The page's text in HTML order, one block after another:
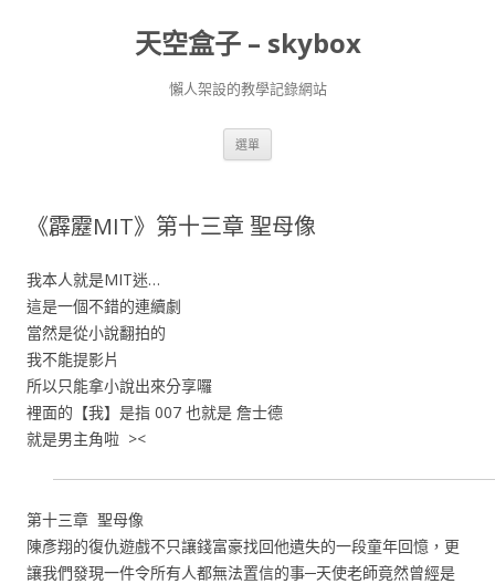
天空盒子 – skybox
懶人架設的教學記錄網站
選單
容
《霹靂MIT》第十三章 聖母像
我本人就是MIT迷…
這是一個不錯的連續劇
當然是從小說翻拍的
我不能提影片
所以只能拿小說出來分享囉
裡面的【我】是指 007 也就是 詹士德
就是男主角啦 ><
第十三章 聖母像
陳彥翔的復仇遊戲不只讓錢富豪找回他遺失的一段童年回憶，更
讓我們發現一件令所有人都無法置信的事─天使老師竟然曾經是